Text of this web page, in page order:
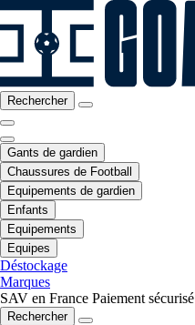
Rechercher
Gants de gardien
Chaussures de Football
Equipements de gardien
Enfants
Equipements
Equipes
Déstockage
Marques
SAV en France Paiement sécurisé
Rechercher